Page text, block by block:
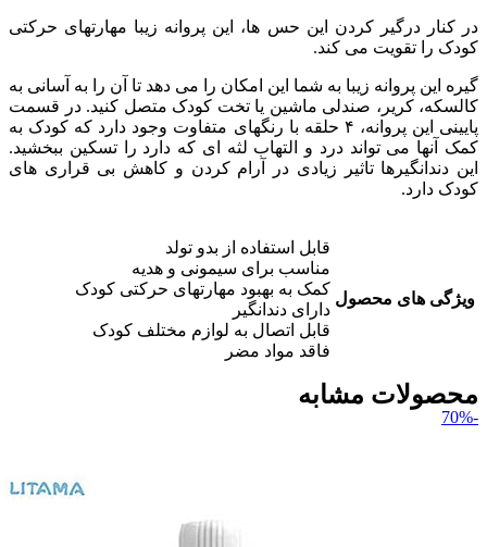
در کنار درگیر کردن این حس ها، این پروانه زیبا مهارتهای حرکتی
کودک را تقویت می کند.
گیره این پروانه زیبا به شما این امکان را می دهد تا آن را به آسانی به
کالسکه، کریر، صندلی ماشین یا تخت کودک متصل کنید. در قسمت
پایینی این پروانه، ۴ حلقه با رنگهای متفاوت وجود دارد که کودک به
کمک آنها می تواند درد و التهاب لثه ای که دارد را تسکین ببخشید.
این دندانگیرها تاثیر زیادی در آرام کردن و کاهش بی قراری های
کودک دارد.
ویژگی های محصول
قابل استفاده از بدو تولد
مناسب برای سیمونی و هدیه
کمک به بهبود مهارتهای حرکتی کودک
دارای دندانگیر
قابل اتصال به لوازم مختلف کودک
فاقد مواد مضر
محصولات مشابه
-70%